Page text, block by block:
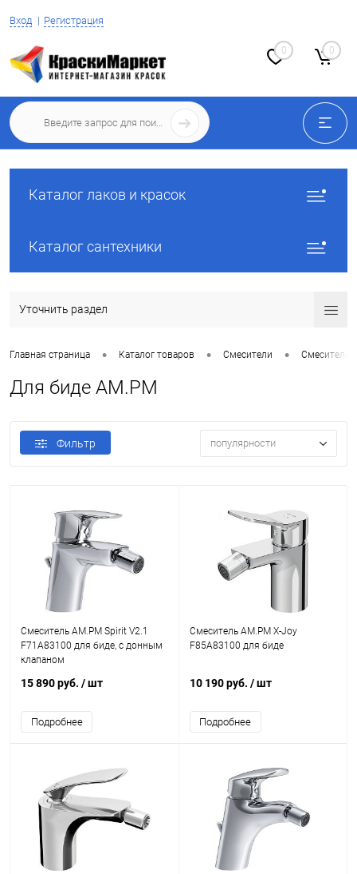
Вход Регистрация
0 0
Каталог лаков и красок
Каталог сантехники
Уточнить раздел
Главная страница • Каталог товаров • Смесители • Смесители
Для биде AM.PM
Фильтр популярности
Смеситель AM.PM Spirit V2.1
F71A83100 для биде, с донным
клапаном
15 890 руб. / шт
Подробнее
Смеситель AM.PM X-Joy
F85A83100 для биде
10 190 руб. / шт
Подробнее